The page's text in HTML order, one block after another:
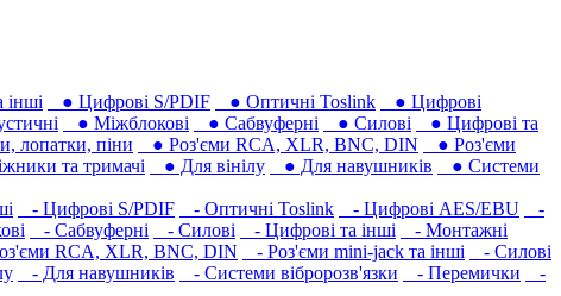
● Цифрові S/PDIF ● Оптичні Toslink
● Цифрові
● Міжблокові ● Сабвуферні ● Силові
● Цифрові та
лопатки, піни ● Роз'єми RCA, XLR, BNC, DIN
● Роз'єми
та тримачі ● Для вінілу ● Для навушників‎
● Системи
- Цифрові S/PDIF - Оптичні Toslink - Цифрові AES/EBU
-
- Сабвуферні - Силові - Цифрові та інші
- Монтажні
RCA, XLR, BNC, DIN - Роз'єми mini-jack та інші
- Силові
- Для навушників‎ - Системи вібророзв'язки - Перемички
-